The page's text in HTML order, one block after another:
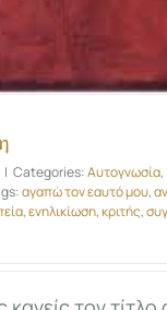
| Categories:Αυτογνωσία,
αγαπώ τον εαυτό μου,
,ενηλικίωση,κριτής,